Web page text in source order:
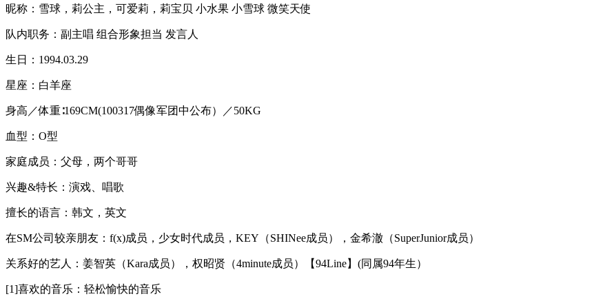
昵称：雪球，莉公主，可爱莉，莉宝贝 小水果 小雪球 微笑天使
队内职务：副主唱 组合形象担当 发言人
生日：1994.03.29
星座：白羊座
身高／体重∶169CM(100317偶像军团中公布）／50KG
血型：O型
家庭成员：父母，两个哥哥
兴趣&特长：演戏、唱歌
擅长的语言：韩文，英文
在SM公司较亲朋友：f(x)成员，少女时代成员，KEY（SHINee成员），金希澈（SuperJunior成员）
关系好的艺人：姜智英（Kara成员），权昭贤（4minute成员）【94Line】(同属94年生）
[1] 喜欢的音乐：轻松愉快的音乐